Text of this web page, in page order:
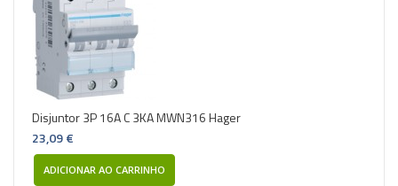
Disjuntor 3P 16A C 3KA MWN316 Hager
23,09 €
ADICIONAR AO CARRINHO